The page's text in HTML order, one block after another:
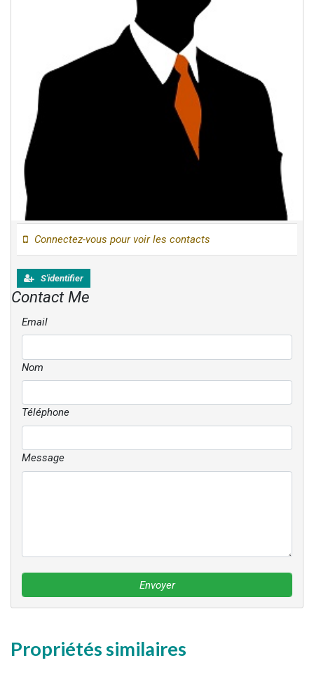
Connectez-vous pour voir les contacts
S'identifier
Contact Me
Email
Nom
Téléphone
Message
Envoyer
Propriétés similaires